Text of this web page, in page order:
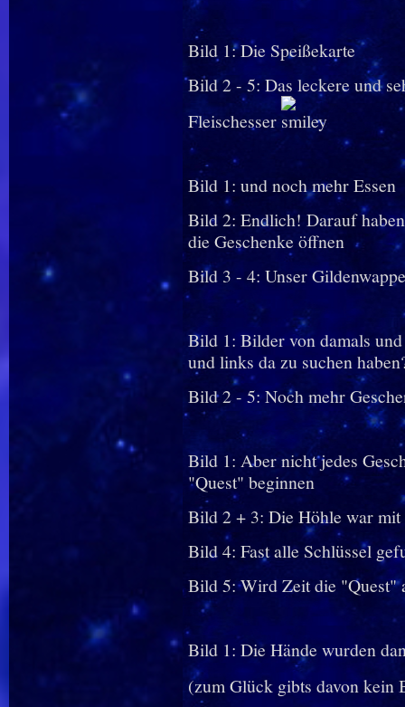
Bild 1: Die Speißekarte
Bild 2 - 5: Das leckere und
Fleischesser
Bild 1: und noch mehr Essen
Bild 2: Endlich! Darauf
die Geschenke öffnen
Bild 3 - 4: Unser
Bild 1: Bilder von damals
und links da zu suchen
Bild 2 - 5: Noch mehr
Bild 1: Aber nicht jedes
"Quest" beginnen
Bild 2 + 3: Die Höhle war
Bild 4: Fast alle Schlüssel
Bild 5: Wird Zeit die "Quest"
Bild 1: Die Hände wurden
(zum Glück gibts davon kein